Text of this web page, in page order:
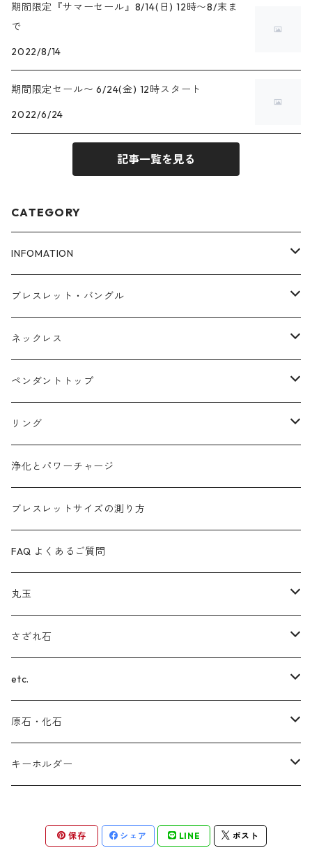
期間限定『サマーセール』8/14(日) 12時〜8/末ま
で
2022/8/14
期間限定セール〜 6/24(金) 12時スタート
2022/6/24
記事一覧を見る
CATEGORY
INFOMATION
ブレスレットサイズ
FAQ
浄化とパワーチャージ
ブレスレット・バングル
アゼツライト
ローズクォーツ
タイガーアイ
ガーデンクォーツ
カイヤナイト
ガーネット
ルチルクォーツ
サファイア
翡翠（ヒスイ）
セラフィナイト
ラピスラズリ
エメラルド
ネックレス
マラカイト
アメジスト
ラピスラズリ
(ヒマラヤ)水晶
ルチルクォーツ
ガーデンクォーツ
ブルートパーズ
ターコイズ
ルビー
シェブロン
ローマングラス
ペンダントトップ
カイヤナイト
マラカイト
ルビーインゾイサイト
ローズクォーツ
スギライト
インカローズ(ロードクロサイト)
チャロアイト
ラリマー
タンザナイト
アゼツライト
リング
ターコイズ
ムーンストーン
インカローズ
ラブラドライト
ルチルクォーツ
ブルートパーズ
サファイア
浄化とパワーチャージ
ブレスレットサイズの測り方
FAQ よくあるご質問
丸玉
フローライト
スモーキークォーツ
アメジスト
ブラウンイエロークォーツ
さざれ石
(ヒマラヤ)水晶
ガーデンクォーツ
(スター)ローズクォーツ
etc.
(スター)ローズクォーツ
マラカイト
ラブラドライト
原石・化石
アメジスト
アンモナイト
キーホルダー
保存 シェア LINE ポスト